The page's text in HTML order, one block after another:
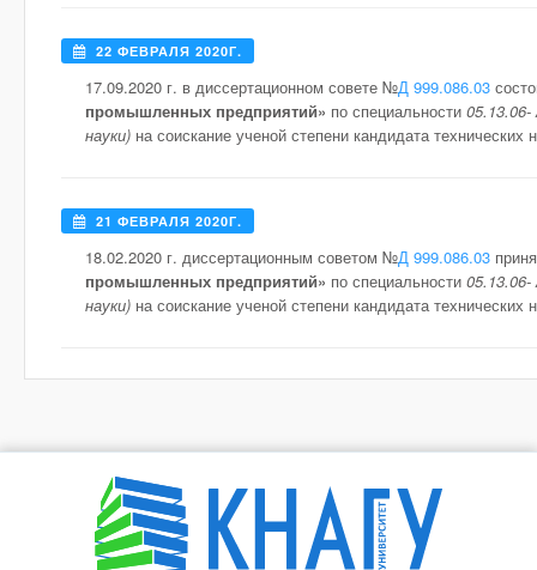
22 ФЕВРАЛЯ 2020Г.
17.09.2020 г. в диссертационном совете №Д 999.086.03
промышленных предприятий» по специальности
науки) на соискание ученой степени кандидата технических
21 ФЕВРАЛЯ 2020Г.
18.02.2020 г. диссертационным советом №Д 999.086.03
промышленных предприятий» по специальности
науки) на соискание ученой степени кандидата